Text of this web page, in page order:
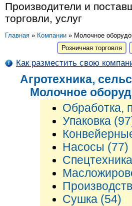
Производители и
торговли, услуг
Главная » Компании » Молочное
Розничная торговля
Как разместить свою
Агротехника,
Молочное
Обработка,
Упаковка
Насосы (77)
Сушка (54)